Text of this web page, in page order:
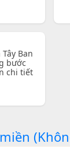
Ban
bước
chi tiết